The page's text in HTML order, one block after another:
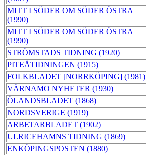
MITT I SÖDER OM SÖDER ÖSTRA
(1990)
MITT I SÖDER OM SÖDER ÖSTRA
(1990)
STRÖMSTADS TIDNING (1920)
PITEÅTIDNINGEN (1915)
FOLKBLADET [NORRKÖPING] (1981)
VÄRNAMO NYHETER (1930)
ÖLANDSBLADET (1868)
NORDSVERIGE (1919)
ARBETARBLADET (1902)
ULRICEHAMNS TIDNING (1869)
ENKÖPINGSPOSTEN (1880)